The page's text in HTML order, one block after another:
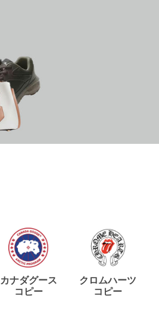
カナダグース
コピー
クロムハーツ
コピー